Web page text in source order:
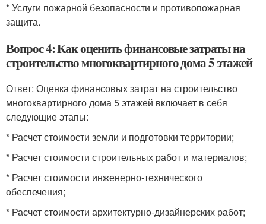
* Услуги пожарной безопасности и противопожарная
защита.
Вопрос 4: Как оценить финансовые затраты на
строительство многоквартирного дома 5 этажей
Ответ: Оценка финансовых затрат на строительство
многоквартирного дома 5 этажей включает в себя
следующие этапы:
* Расчет стоимости земли и подготовки территории;
* Расчет стоимости строительных работ и материалов;
* Расчет стоимости инженерно-технического
обеспечения;
* Расчет стоимости архитектурно-дизайнерских работ;